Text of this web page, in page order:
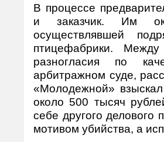
В процессе
и заказчик. Им
осуществлявшей
птицефабрики.
разногласия по
арбитражном суде,
«Молодежной» взыскал
около 500 тысяч
себе другого
мотивом убийства, а